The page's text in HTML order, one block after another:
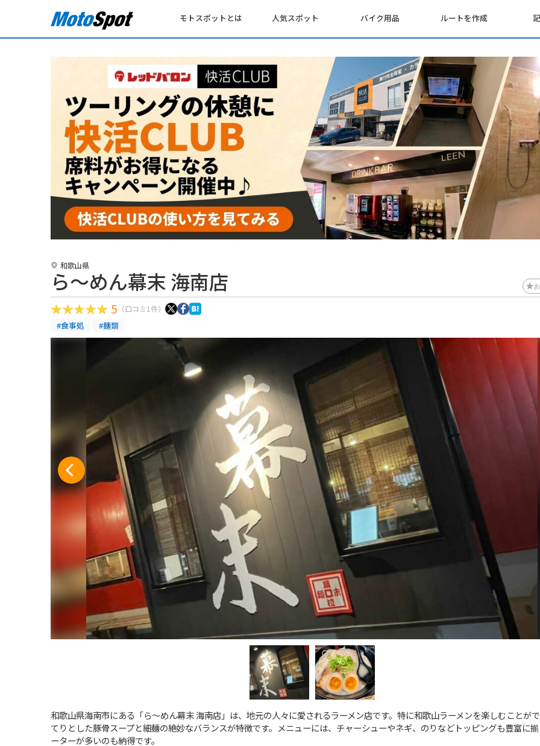
モトスポットとは 人気スポット バイク用品 ルートを作成
和歌山県
ら～めん幕末 海南店
5 （口コミ1件）
#食事処 #麺類
和歌山県海南市にある「ら～めん幕末 海南店」は、地元の人々に愛されるラーメン店です。特に和歌山ラーメンを楽しむことが
てりとした豚骨スープと細麺の絶妙なバランスが特徴です。メニューには、チャーシューやネギ、のりなどトッピングも豊富に
ーターが多いのも納得です。